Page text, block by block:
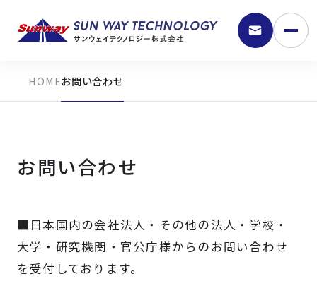
お問い合わせ
お問い合わせ
■日本国内の会社法人・その他の法人・学校・
大学・研究機関・官公庁様からのお問い合わせ
を受付しております。